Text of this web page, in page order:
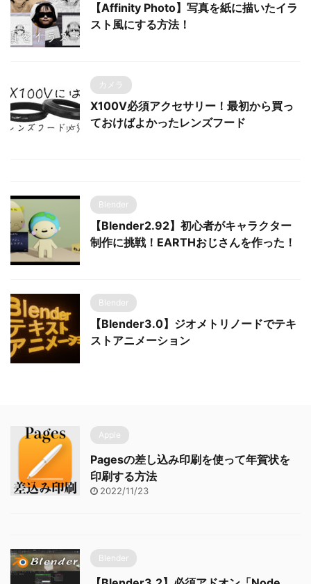
【Affinity Photo】写真を紙に描いたイラ
スト風にする方法！
カメラ
X100V必須アクセサリー！最初から買っ
ておけばよかったレンズフード
Blender
【Blender2.92】初心者がキャラクター
制作に挑戦！EARTHおじさんを作った！
Blender
【Blender3.0】ジオメトリノードでテキ
ストアニメーション
Apple
Pagesの差し込み印刷を使って年賀状を
印刷する方法
2022/11/23
Blender